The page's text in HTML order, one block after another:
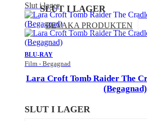
Slut i lager
BLU-RAY
Film - Begagnad
SLUT I LAGER
BEVAKA PRODUKTEN
Lara Croft Tomb Raider The
(Begagnad)
SLUT I LAGER